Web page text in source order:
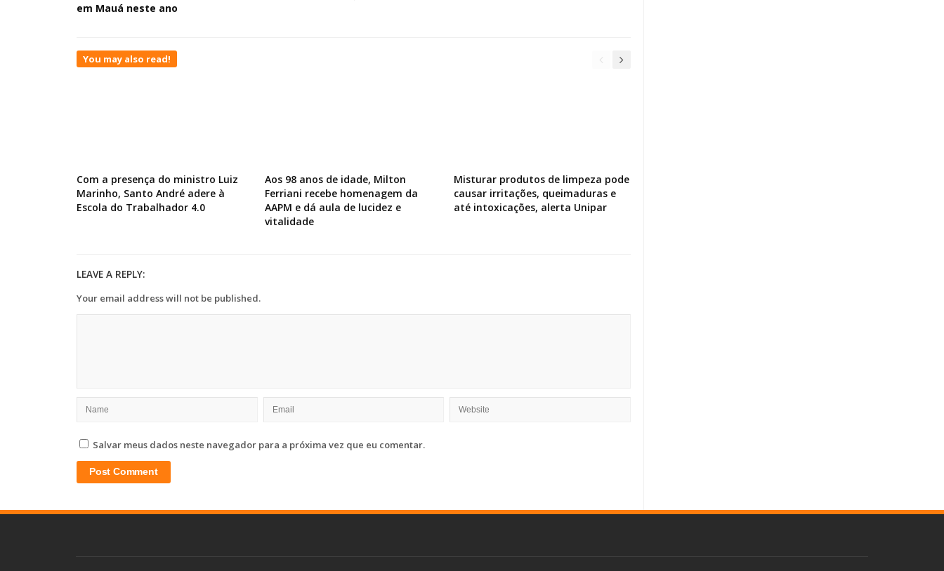
em Mauá neste ano
You may also read!
Com a presença do ministro Luiz
Marinho, Santo André adere à
Escola do Trabalhador 4.0
Aos 98 anos de idade, Milton
Ferriani recebe homenagem da
AAPM e dá aula de lucidez e
vitalidade
Misturar produtos de limpeza pode
causar irritações, queimaduras e
até intoxicações, alerta Unipar
LEAVE A REPLY:
Your email address will not be published.
Salvar meus dados neste navegador para a próxima vez que eu comentar.